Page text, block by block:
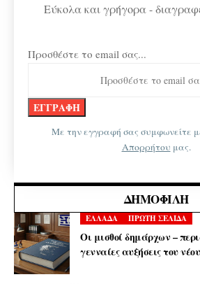
Εύκολα και γρήγορα -
Προσθέστε το email σας...
Με την εγγραφή σας συμφωνείτε
Απορρήτου μας.
ΔΗΜΟΦΙΛΉ
ΕΛΛΑΔΑ ΠΡΩΤΗ ΣΕΛΙΔΑ
Οι μισθοί δημάρχων –
γενναίες αυξήσεις του